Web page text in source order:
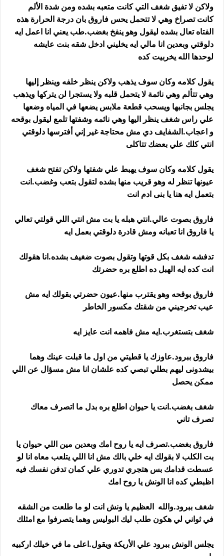
ولاكن لا تفيق شغف التي كانت متعبه بشده ومن شدة الألم
كانت تصراخ وهي لا تتحمل يحس فاروق بان درجة الحرارة هذه
الفتاه تعال بشده ليقول وهو ينفخ بغضب.طب يعني انا اعمل ايه
دلوقتي وبعدين انا مالي ايه يخليني ادخل شقه بنت عايشه
لوحدها الله يخربيت كده
يقول كلامه وكان سوف يذهب ولاكن ينظر خلفه وينظر إليها
وهي تتألم وهي نائمة لا يتحمل قلبه ولا يستجرا لن يتركها ويذهب
يجلس بجانبها ويسحب قطعة ملابس يضعها في المياه وضعها
علي راس شغف ينظر اليها وهي نائمه وشفتها تلمع ليقول بوقحه
و اعجاب.الشفايف دي مش محتاجة غير إني أفترسها دلوقتي
انتي كلك علي بعضك تتاكلى
يقول كلامه وكان سوف يهبط علي شفتها ولاكن تفتح شغف
عيونها تنظر له وهو قريب منها بشده لتقول بتعب وغضب.انت
بتعمل ايه هنا يا بنى ادم انت
فاروق بصوت عالي.انتي هبله يا بت مش انتي اللي قولتي تعالي
يا فاروق انا تعبانه ومش قادرة دلوقتي بعمل ايه
تدفشه شغف بكل قوتها وتقول بصوت ضغيف بشده.انا هقولك
انت كده ايه الهبل ده اطلع بره حضرتك
فاروق بوقحه وهو يقترب منها.عيون حضرتي بقولك ايه مش
عيب تخرجيني من شقتك مكسور الخاطر
شغف بتستغرب.ايه مش فاهمه انت عايز ايه
فاروق ببرود.عاوزك يا قطيتي من اول ما قبلت عينك وهما
بيشدونى ليهم بطلي تبصي كده علشان انا مش مسؤال عن اللي
ممكن يحصل
شغف بغضب.انت يا حيوان اطلع بره بدل ما اتصرف معاك
تصرف تاني
فاروق بغضب.تصرف ايه يا روح امك وبعدين مين اللي حيوان يا
بت الكلب لا بقولك ايه خلي بالك مش انا اللي يتلعب معاه انا لو
عسطت قدامك بس هتجري تدوري علي كمان تدفن نفسك فيه
اظبطي كده انا الونش يا روح امك
شغف ببرود.والله العظيم يا ونش انت لو ما طلعت من الشقه
في ثواني لي هكون طلب ليك البوليس وهما يتصرفوا مع امثلك
يجلس الونش ببرود علي الأريكة ويقول.اعلى ما في خيلك اركبيه